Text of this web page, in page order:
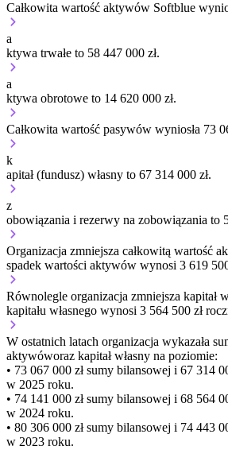
Całkowita wartość aktywów Softblue
a
ktywa trwałe to 58 447 000 zł.
a
ktywa obrotowe to 14 620 000 zł.
Całkowita wartość pasywów wyniosła 73
k
apitał (fundusz) własny to 67 314 000 zł.
z
obowiązania i rezerwy na zobowiązania to
Organizacja zmniejsza całkowitą wartość
spadek wartości aktywów wynosi 3 619
Równolegle organizacja zmniejsza kapitał
kapitału własnego wynosi 3 564 500 zł
W ostatnich latach organizacja wykazała
aktywóworaz kapitał własny na poziomie:
• 73 067 000 złsumy bilansowej i 67 314
w 2025 roku.
• 74 141 000 złsumy bilansowej i 68 564
w 2024 roku.
• 80 306 000 złsumy bilansowej i 74 443
w 2023 roku.